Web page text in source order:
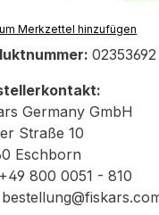
Merkzettel hinzufügen
02353692
Germany GmbH
Straße 10
Eschborn
800 0051 - 810